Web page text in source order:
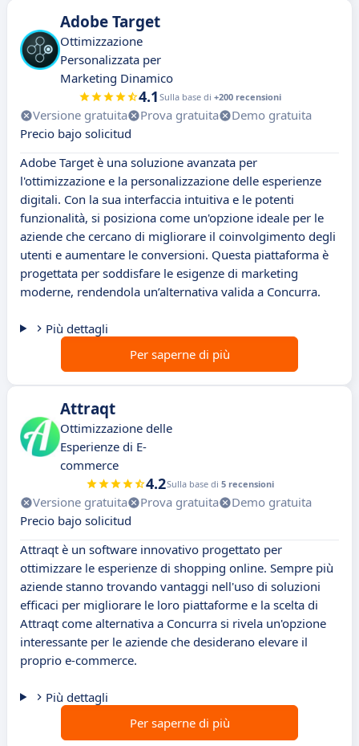
Adobe Target
Ottimizzazione
Personalizzata per
Marketing Dinamico
4.1 Sulla base di +200 recensioni
Versione gratuita Prova gratuita
Demo gratuita
Precio bajo solicitud
Adobe Target è una soluzione avanzata per
l'ottimizzazione e la personalizzazione delle esperienze
digitali. Con la sua interfaccia intuitiva e le potenti
funzionalità, si posiziona come un'opzione ideale per le
aziende che cercano di migliorare il coinvolgimento degli
utenti e aumentare le conversioni. Questa piattaforma è
progettata per soddisfare le esigenze di marketing
moderne, rendendola un’alternativa valida a Concurra.
Più dettagli
Per saperne di più
Attraqt
Ottimizzazione delle
Esperienze di E-
commerce
4.2Sulla base di 5 recensioni
Versione gratuita Prova gratuita
Demo gratuita
Precio bajo solicitud
Attraqt è un software innovativo progettato per
ottimizzare le esperienze di shopping online. Sempre più
aziende stanno trovando vantaggi nell'uso di soluzioni
efficaci per migliorare le loro piattaforme e la scelta di
Attraqt come alternativa a Concurra si rivela un'opzione
interessante per le aziende che desiderano elevare il
proprio e-commerce.
Più dettagli
Per saperne di più